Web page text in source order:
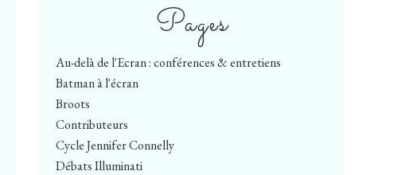
Pages
Au-delà de l'Ecran : conférences & entretiens
Batman à l'écran
Broots
Contributeurs
Cycle Jennifer Connelly
Débats Illuminati